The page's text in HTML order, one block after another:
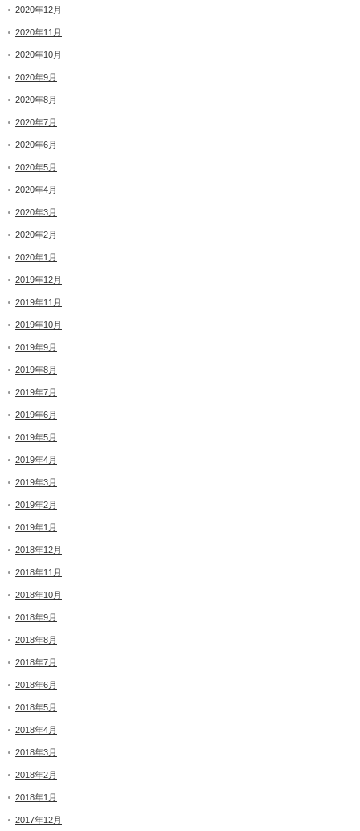
2020年12月
2020年11月
2020年10月
2020年9月
2020年8月
2020年7月
2020年6月
2020年5月
2020年4月
2020年3月
2020年2月
2020年1月
2019年12月
2019年11月
2019年10月
2019年9月
2019年8月
2019年7月
2019年6月
2019年5月
2019年4月
2019年3月
2019年2月
2019年1月
2018年12月
2018年11月
2018年10月
2018年9月
2018年8月
2018年7月
2018年6月
2018年5月
2018年4月
2018年3月
2018年2月
2018年1月
2017年12月